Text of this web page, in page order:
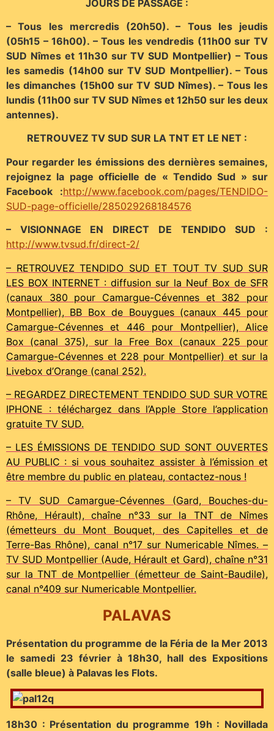
JOURS DE PASSAGE :
– Tous les mercredis (20h50). – Tous les jeudis
(05h15 – 16h00). – Tous les vendredis (11h00 sur TV
SUD Nîmes et 11h30 sur TV SUD Montpellier) – Tous
les samedis (14h00 sur TV SUD Montpellier). – Tous
les dimanches (15h00 sur TV SUD Nîmes). – Tous les
lundis (11h00 sur TV SUD Nîmes et 12h50 sur les deux
antennes).
RETROUVEZ TV SUD SUR LA TNT ET LE NET :
Pour regarder les émissions des dernières semaines,
rejoignez la page officielle de « Tendido Sud » sur
Facebook :http://www.facebook.com/pages/TENDIDO-
SUD-page-officielle/285029268184576
– VISIONNAGE EN DIRECT DE TENDIDO SUD :
http://www.tvsud.fr/direct-2/
– RETROUVEZ TENDIDO SUD ET TOUT TV SUD SUR
LES BOX INTERNET : diffusion sur la Neuf Box de SFR
(canaux 380 pour Camargue-Cévennes et 382 pour
Montpellier), BB Box de Bouygues (canaux 445 pour
Camargue-Cévennes et 446 pour Montpellier), Alice
Box (canal 375), sur la Free Box (canaux 225 pour
Camargue-Cévennes et 228 pour Montpellier) et sur la
Livebox d’Orange (canal 252).
– REGARDEZ DIRECTEMENT TENDIDO SUD SUR VOTRE
IPHONE : téléchargez dans l’Apple Store l’application
gratuite TV SUD.
– LES ÉMISSIONS DE TENDIDO SUD SONT OUVERTES
AU PUBLIC : si vous souhaitez assister à l’émission et
être membre du public en plateau, contactez-nous !
– TV SUD Camargue-Cévennes (Gard, Bouches-du-
Rhône, Hérault), chaîne n°33 sur la TNT de Nîmes
(émetteurs du Mont Bouquet, des Capitelles et de
Terre-Bas Rhône), canal n°17 sur Numericable Nîmes. –
TV SUD Montpellier (Aude, Hérault et Gard), chaîne n°31
sur la TNT de Montpellier (émetteur de Saint-Baudile),
canal n°409 sur Numericable Montpellier.
PALAVAS
Présentation du programme de la Féria de la Mer 2013
le samedi 23 février à 18h30, hall des Expositions
(salle bleue) à Palavas les Flots.
18h30 : Présentation du programme 19h : Novillada